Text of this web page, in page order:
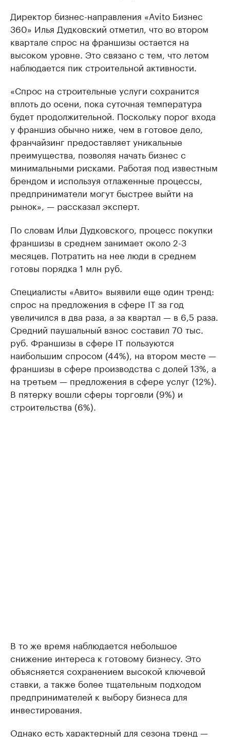
Директор бизнес-направления «Avito Бизнес
360» Илья Дудковский отметил, что во втором
квартале спрос на франшизы остается на
высоком уровне. Это связано с тем, что летом
наблюдается пик строительной активности.
«Спрос на строительные услуги сохранится
вплоть до осени, пока суточная температура
будет продолжительной. Поскольку порог входа
у франшиз обычно ниже, чем в готовое дело,
франчайзинг предоставляет уникальные
преимущества, позволяя начать бизнес с
минимальными рисками. Работая под известным
брендом и используя отлаженные процессы,
предприниматели могут быстрее выйти на
рынок», — рассказал эксперт.
По словам Ильи Дудковского, процесс покупки
франшизы в среднем занимает около 2-3
месяцев. Потратить на нее люди в среднем
готовы порядка 1 млн руб.
Специалисты «Авито» выявили еще один тренд:
спрос на предложения в сфере IT за год
увеличился в два раза, а за квартал — в 6,5 раза.
Средний паушальный взнос составил 70 тыс.
руб. Франшизы в сфере IT пользуются
наибольшим спросом (44%), на втором месте —
франшизы в сфере производства с долей 13%, а
на третьем — предложения в сфере услуг (12%).
В пятерку вошли сферы торговли (9%) и
строительства (6%).
В то же время наблюдается небольшое
снижение интереса к готовому бизнесу. Это
объясняется сохранением высокой ключевой
ставки, а также более тщательным подходом
предпринимателей к выбору бизнеса для
инвестирования.
Однако есть характерный для сезона тренд —